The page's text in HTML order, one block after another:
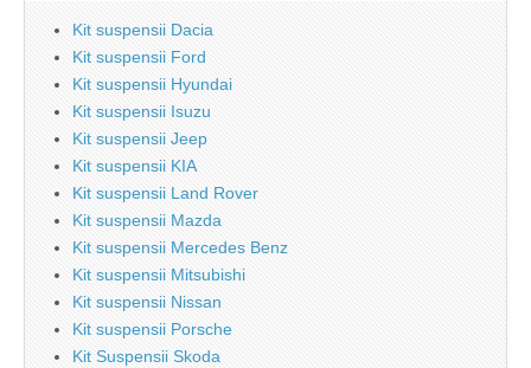
Kit suspensii Dacia
Kit suspensii Ford
Kit suspensii Hyundai
Kit suspensii Isuzu
Kit suspensii Jeep
Kit suspensii KIA
Kit suspensii Land Rover
Kit suspensii Mazda
Kit suspensii Mercedes Benz
Kit suspensii Mitsubishi
Kit suspensii Nissan
Kit suspensii Porsche
Kit Suspensii Skoda